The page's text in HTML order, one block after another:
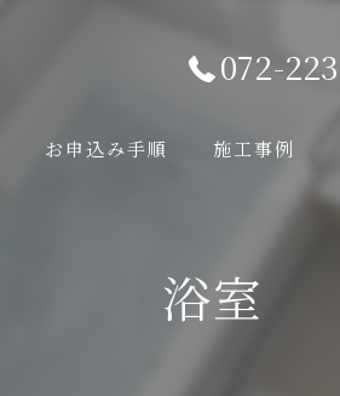
072-
お申込み手順 施工事例
浴室